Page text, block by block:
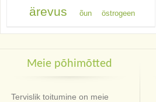
ärevus õun östrogeen
Meie põhimõtted
Tervislik toitumine on meie